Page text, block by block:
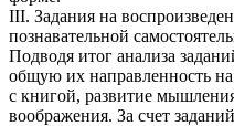
III. Задания на
познавательной
Подводя итог анализа
общую их направленность
с книгой, развитие
воображения. За счет